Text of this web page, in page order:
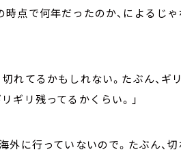
時点で何年だったのか、によるじ
れてるかもしれない。たぶん、ギ
ギリ残ってるかくらい。」
外に行っていないので。たぶん、